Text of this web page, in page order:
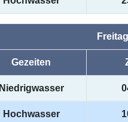
Gezeiten
Niedrigwasser
Hochwasser